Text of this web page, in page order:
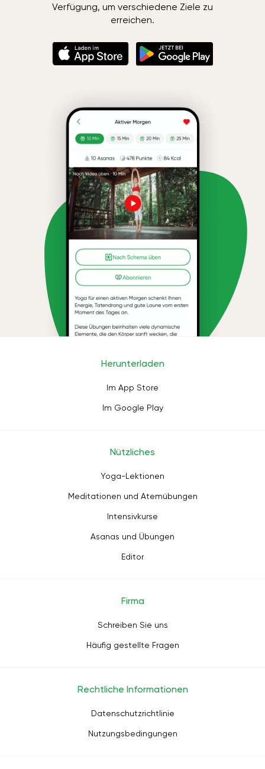
Verfügung, um verschiedene Ziele zu
erreichen.
Herunterladen
Im App Store
Im Google Play
Nützliches
Yoga-Lektionen
Meditationen und Atemübungen
Intensivkurse
Asanas und Übungen
Editor
Firma
Schreiben Sie uns
Häufig gestellte Fragen
Rechtliche Informationen
Datenschutzrichtlinie
Nutzungsbedingungen